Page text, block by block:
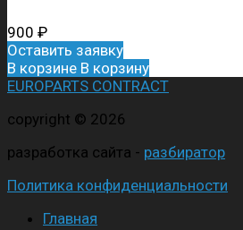
900 ₽
Оставить заявку
В корзине В корзину
EUROPARTS CONTRACT
copyright © 2026
разработка сайта - разбиратор
Политика конфиденциальности
Главная